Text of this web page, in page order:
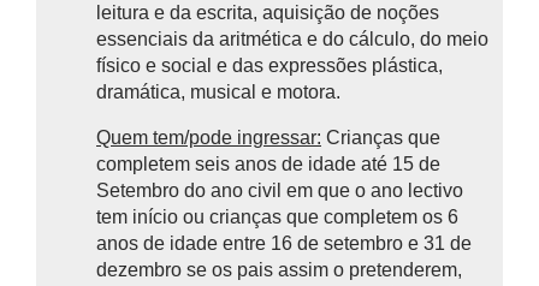
leitura e da escrita, aquisição de noções
essenciais da aritmética e do cálculo, do meio
físico e social e das expressões plástica,
dramática, musical e motora.
Quem tem/pode ingressar: Crianças que
completem seis anos de idade até 15 de
Setembro do ano civil em que o ano lectivo
tem início ou crianças que completem os 6
anos de idade entre 16 de setembro e 31 de
dezembro se os pais assim o pretenderem,